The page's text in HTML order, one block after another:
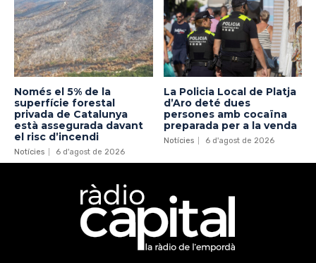
Només el 5% de la
superfície forestal
privada de Catalunya
està assegurada davant
el risc d’incendi
Notícies 6 d'agost de 2026
La Policia Local de Platja
d’Aro deté dues
persones amb cocaïna
preparada per a la venda
Notícies 6 d'agost de 2026